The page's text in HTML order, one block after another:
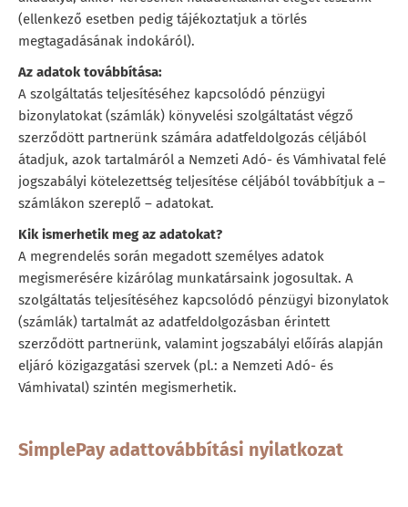
(ellenkező esetben pedig tájékoztatjuk a törlés
megtagadásának indokáról).
Az adatok továbbítása:
A szolgáltatás teljesítéséhez kapcsolódó pénzügyi
bizonylatokat (számlák) könyvelési szolgáltatást végző
szerződött partnerünk számára adatfeldolgozás céljából
átadjuk, azok tartalmáról a Nemzeti Adó- és Vámhivatal felé
jogszabályi kötelezettség teljesítése céljából továbbítjuk a –
számlákon szereplő – adatokat.
Kik ismerhetik meg az adatokat?
A megrendelés során megadott személyes adatok
megismerésére kizárólag munkatársaink jogosultak. A
szolgáltatás teljesítéséhez kapcsolódó pénzügyi bizonylatok
(számlák) tartalmát az adatfeldolgozásban érintett
szerződött partnerünk, valamint jogszabályi előírás alapján
eljáró közigazgatási szervek (pl.: a Nemzeti Adó- és
Vámhivatal) szintén megismerhetik.
SimplePay adattovábbítási nyilatkozat